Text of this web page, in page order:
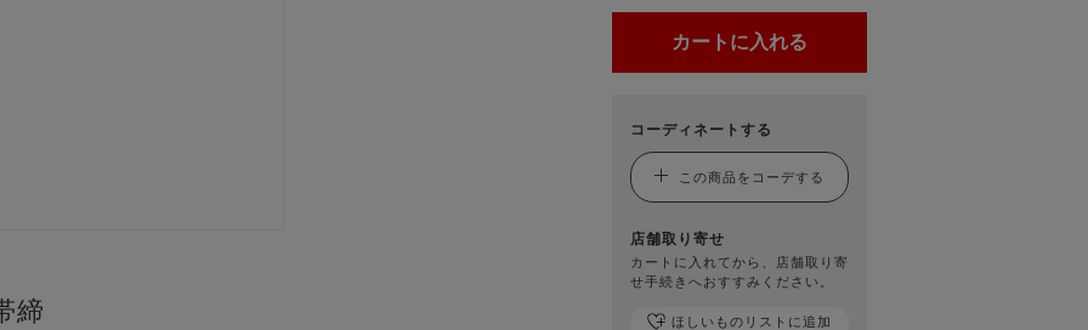
締
コーディネートする
この商品をコーデする
店舗取り寄せ
カートに入れてから、店舗取り寄
せ手続きへおすすみください。
ほしいものリストに追加